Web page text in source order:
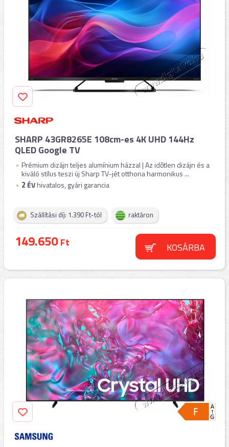
SHARP 43GR8265E 108cm-es 4K UHD 144Hz
QLED Google TV
Prémium dizájn teljes alumínium házzal | Az időtlen dizájn és a
kiváló stílus teszi új Sharp TV-jét otthona harmonikus ...
2 ÉVhivatalos, gyári garancia
Szállítási díj: 1.390 Ft-tól raktáron
149.650Ft KOSÁRBA